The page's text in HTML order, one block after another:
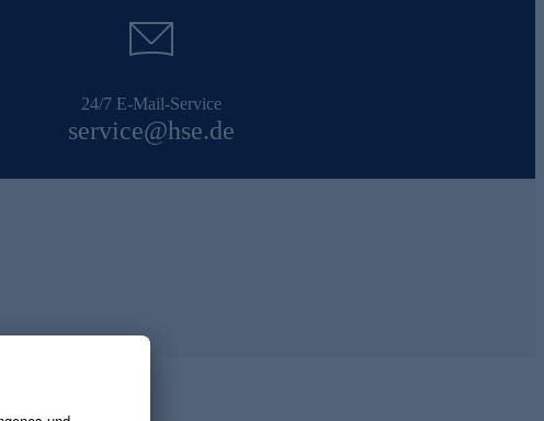
24/7 E-Mail-Service
service@hse.de